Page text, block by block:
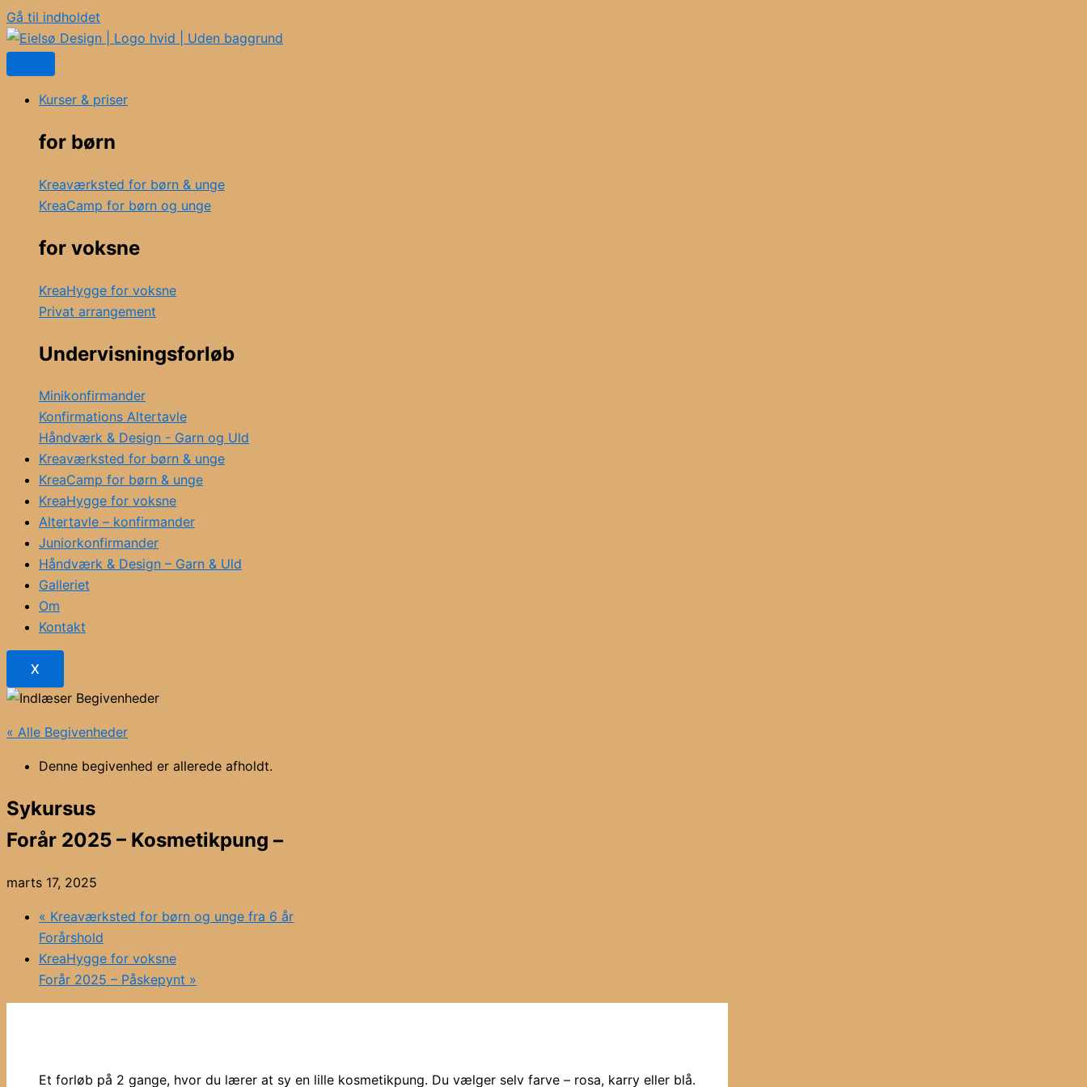
Gå til indholdet
Kurser & priser
for børn
Kreaværksted for børn & unge
KreaCamp for børn og unge
for voksne
KreaHygge for voksne
Privat arrangement
Undervisningsforløb
Minikonfirmander
Konfirmations Altertavle
Håndværk & Design - Garn og Uld
Kreaværksted for børn & unge
KreaCamp for børn & unge
KreaHygge for voksne
Altertavle – konfirmander
Juniorkonfirmander
Håndværk & Design – Garn & Uld
Galleriet
Om
Kontakt
X
« Alle Begivenheder
Denne begivenhed er allerede afholdt.
Sykursus
Forår 2025 – Kosmetikpung –
marts 17, 2025
« Kreaværksted for børn og unge fra 6 år
Forårshold
KreaHygge for voksne
Forår 2025 – Påskepynt »
Et forløb på 2 gange, hvor du lærer at sy en lille kosmetikpung. Du vælger selv farve – rosa, karry eller blå.